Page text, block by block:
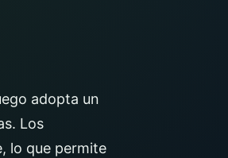
adopta un
Los
lo que permite